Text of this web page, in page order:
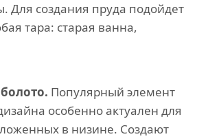
Для создания пруда подойдет
тара: старая ванна,
Популярный элемент
особенно актуален для
в низине. Создают